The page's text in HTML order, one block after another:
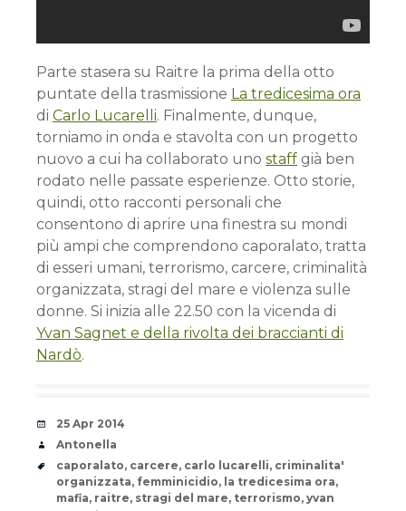
Parte stasera su Raitre la prima della otto
puntate della trasmissione La tredicesima ora
di Carlo Lucarelli. Finalmente, dunque,
torniamo in onda e stavolta con un progetto
nuovo a cui ha collaborato uno staff già ben
rodato nelle passate esperienze. Otto storie,
quindi, otto racconti personali che
consentono di aprire una finestra su mondi
più ampi che comprendono caporalato, tratta
di esseri umani, terrorismo, carcere, criminalità
organizzata, stragi del mare e violenza sulle
donne. Si inizia alle 22.50 con la vicenda di
Yvan Sagnet e della rivolta dei braccianti di
Nardò.
Date
25 Apr 2014
Author
Antonella
Tags
caporalato, carcere, carlo lucarelli, criminalita'
organizzata, femminicidio, la tredicesima ora,
mafia, raitre, stragi del mare, terrorismo, yvan